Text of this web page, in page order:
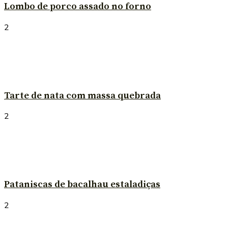
Lombo de porco assado no forno
2
Tarte de nata com massa quebrada
2
Pataniscas de bacalhau estaladiças
2